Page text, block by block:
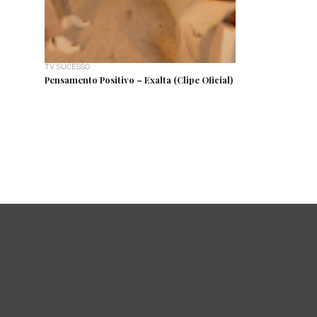
TV SUCESSO
Pensamento Positivo – Exalta (Clipe Oficial)